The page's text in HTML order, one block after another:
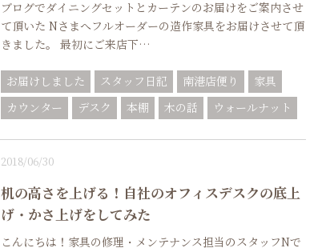
ブログでダイニングセットとカーテンのお届けをご案内させ
て頂いた Nさまへフルオーダーの造作家具をお届けさせて頂
きました。 最初にご来店下…
お届けしました スタッフ日記 南港店便り
家具
カウンター
デスク 本棚 木の話 ウォールナット
2018/06/30
机の高さを上げる！自社のオフィスデスクの底上
げ・かさ上げをしてみた
こんにちは！家具の修理・メンテナンス担当のスタッフNで